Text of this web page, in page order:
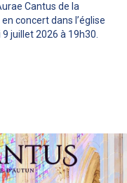
Cantus de la
concert dans l’église
juillet 2026 à 19h30.